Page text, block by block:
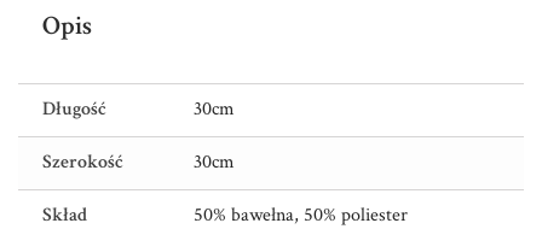
Opis
Długość 30cm
Szerokość 30cm
Skład 50% bawełna, 50% poliester